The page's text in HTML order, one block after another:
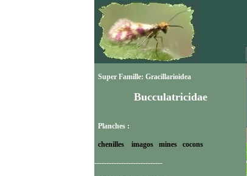
Super Famille: Gracillarioidea
Bucculatricidae
Planches :
chenilles imagos mines cocons
----------------------------